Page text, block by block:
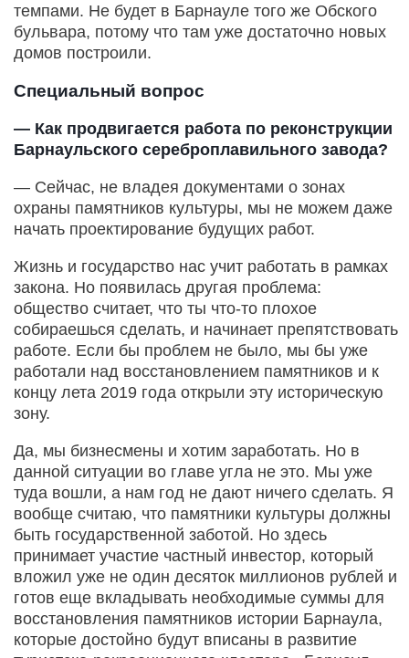
темпами. Не будет в Барнауле того же Обского
бульвара, потому что там уже достаточно новых
домов построили.
Специальный вопрос
— Как продвигается работа по реконструкции
Барнаульского сереброплавильного завода?
— Сейчас, не владея документами о зонах
охраны памятников культуры, мы не можем даже
начать проектирование будущих работ.
Жизнь и государство нас учит работать в рамках
закона. Но появилась другая проблема:
общество считает, что ты что-то плохое
собираешься сделать, и начинает препятствовать
работе. Если бы проблем не было, мы бы уже
работали над восстановлением памятников и к
концу лета 2019 года открыли эту историческую
зону.
Да, мы бизнесмены и хотим заработать. Но в
данной ситуации во главе угла не это. Мы уже
туда вошли, а нам год не дают ничего сделать. Я
вообще считаю, что памятники культуры должны
быть государственной заботой. Но здесь
принимает участие частный инвестор, который
вложил уже не один десяток миллионов руб­лей и
готов еще вкладывать необходимые суммы для
восстановления памятников истории Барнаула,
которые достойно будут вписаны в развитие